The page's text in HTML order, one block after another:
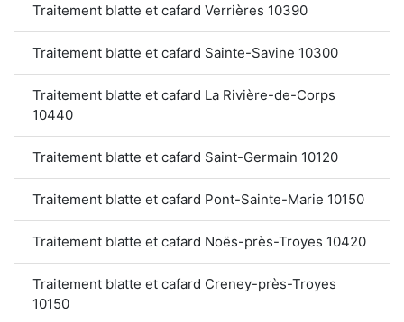
Traitement blatte et cafard Verrières 10390
Traitement blatte et cafard Sainte-Savine 10300
Traitement blatte et cafard La Rivière-de-Corps
10440
Traitement blatte et cafard Saint-Germain 10120
Traitement blatte et cafard Pont-Sainte-Marie 10150
Traitement blatte et cafard Noës-près-Troyes 10420
Traitement blatte et cafard Creney-près-Troyes
10150